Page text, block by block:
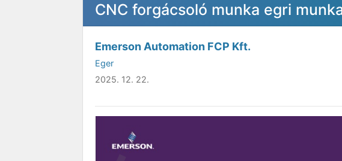
CNC forgácsoló munka egri
Emerson Automation FCP Kft.
Eger
2025. 12. 22.